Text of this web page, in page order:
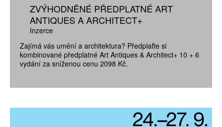
ZVÝHODNĚNÉ PŘEDPLATNÉ ART
ANTIQUES A ARCHITECT+
Inzerce
Zajímá vás umění a architektura? Předplaťte si
kombinované předplatné Art Antiques & Architect+ 10 + 6
vydání za sníženou cenu 2098 Kč.